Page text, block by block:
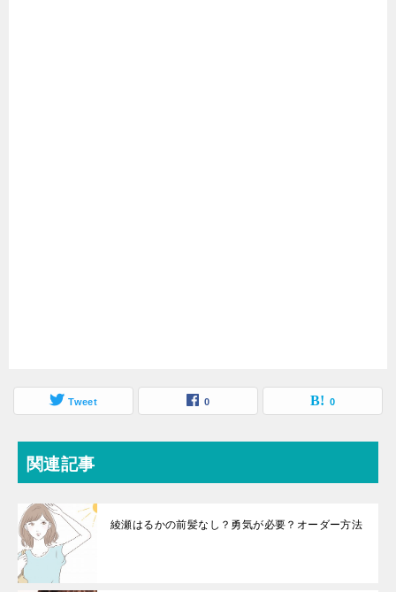
Tweet 0 0
関連記事
綾瀬はるかの前髪なし？勇気が必要？オーダー方法